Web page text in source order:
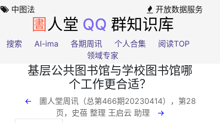
中图法 开放数据服务
圕 人堂 QQ 群知识库
搜索 AI-ima 各期周讯 个人合集
阅读TOP
领域专家
基层公共图书馆与学校图书馆哪
个工作更合适？
←
圕人堂周讯（总第466期20230414），第28
页 ，史蓓 整理 王启云 助理
→